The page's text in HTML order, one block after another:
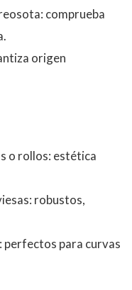
comprueba
origen
o rollos: estética
robustos,
perfectos para curvas